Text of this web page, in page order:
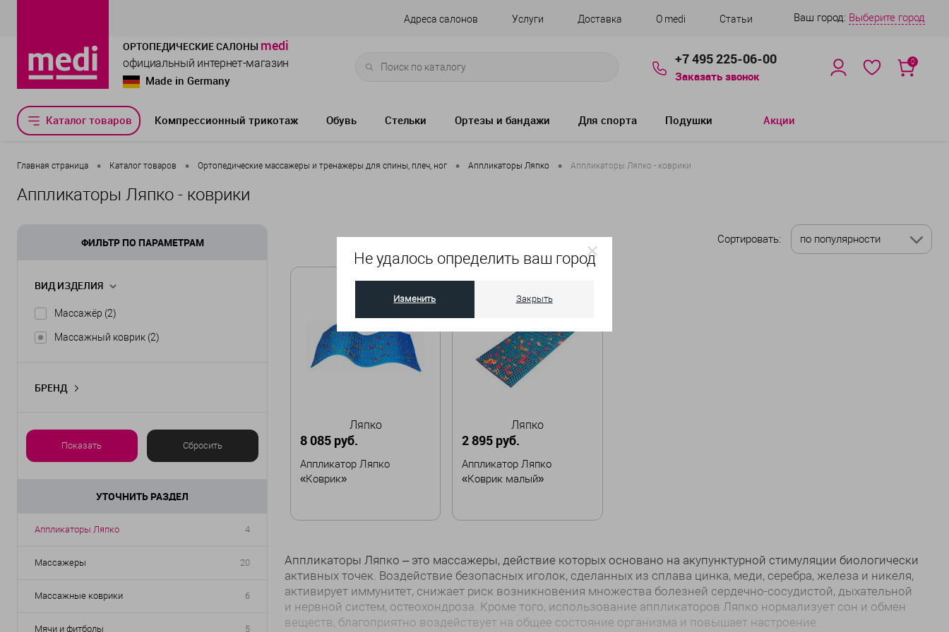
Не удалось определить ваш город
Изменить Закрыть
Адреса салонов Услуги Доставка О medi Статьи Ваш город: Выберите город
ОРТОПЕДИЧЕСКИЕ САЛОНЫ medi
официальный интернет-магазин
Made in Germany
+7 495 225-06-00
Заказать звонок
0
Каталог товаров Компрессионный трикотаж Обувь Стельки Ортезы и бандажи Для спорта Подушки Акции
Главная страница • Каталог товаров • Ортопедические массажеры и тренажеры для спины, плеч, ног • Аппликаторы Ляпко • Аппликаторы Ляпко - коврики
Аппликаторы Ляпко - коврики
ФИЛЬТР ПО ПАРАМЕТРАМ
ВИД ИЗДЕЛИЯ
Массажёр (2)
Массажный коврик (2)
БРЕНД
Показать Сбросить
УТОЧНИТЬ РАЗДЕЛ
Аппликаторы Ляпко 4
Массажеры 20
Массажные коврики 6
Мячи и фитболы 5
Сортировать: по популярности
Ляпко
8 085 руб.
Аппликатор Ляпко
«Коврик»
Ляпко
2 895 руб.
Аппликатор Ляпко
«Коврик малый»
Аппликаторы Ляпко – это массажеры, действие которых основано на акупунктурной стимуляции биологически
активных точек. Воздействие безопасных иголок, сделанных из сплава цинка, меди, серебра, железа и никеля,
активирует иммунитет, снижает риск возникновения множества болезней сердечно-сосудистой, дыхательной
и нервной систем, остеохондроза. Кроме того, использование аппликаторов Ляпко нормализует сон и обмен
веществ, благоприятно воздействует на общее состояние организма и повышает настроение.